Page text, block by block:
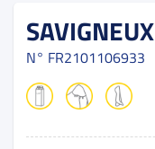
SAVIGNEUX
N° FR2101106933